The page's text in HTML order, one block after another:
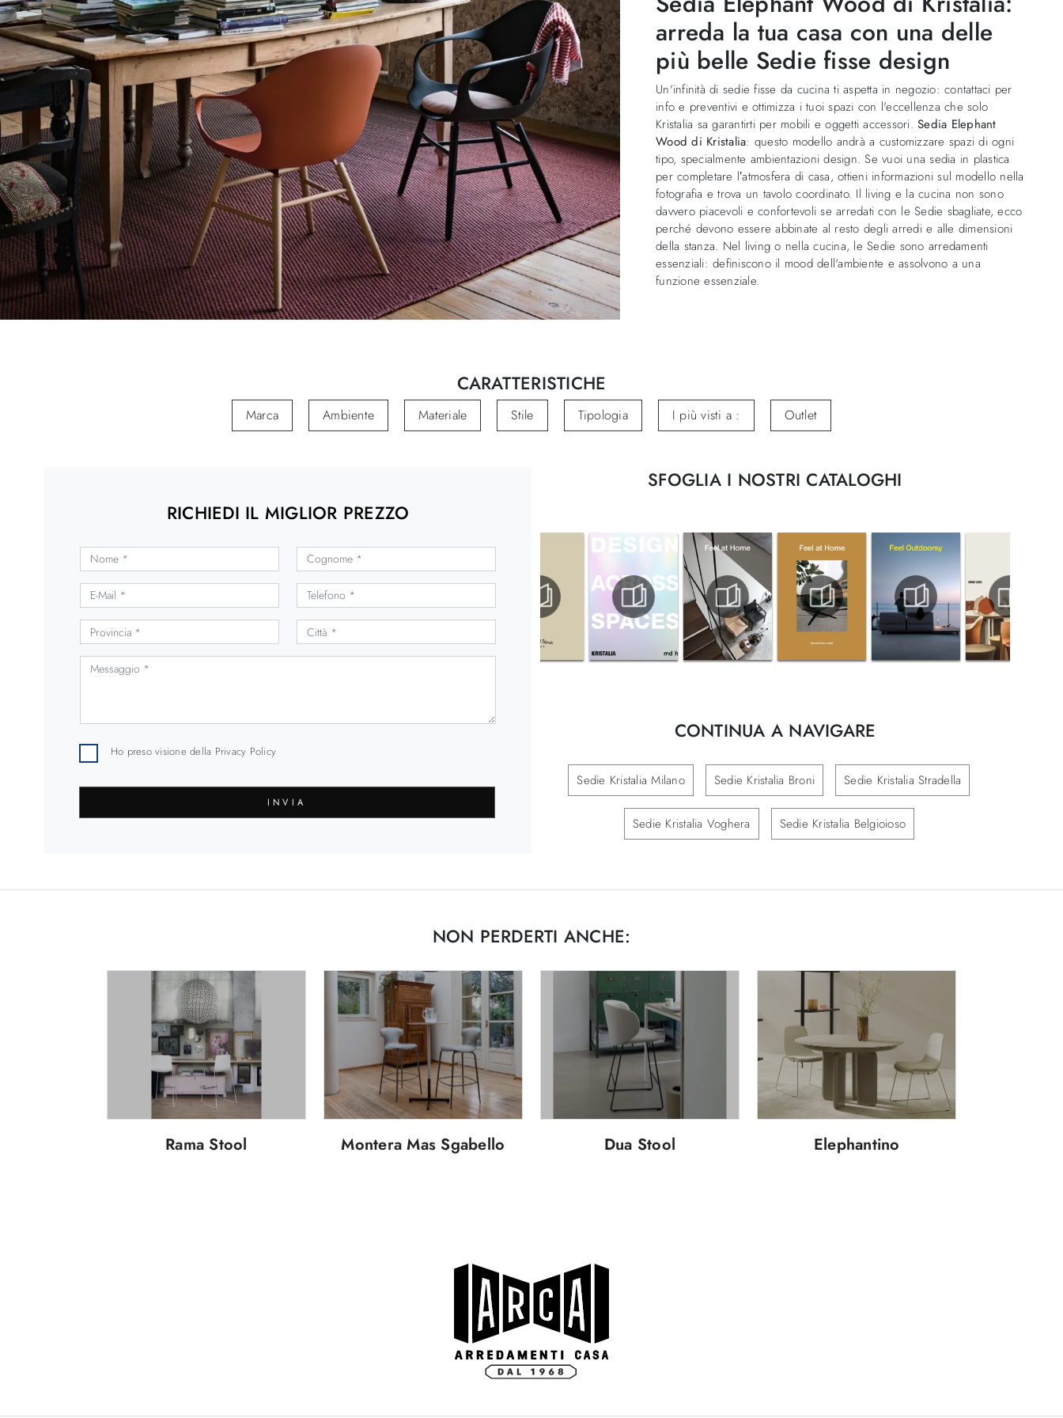
arreda la tua casa con una delle
più belle Sedie fisse design
Un'infinità di sedie fisse da cucina ti aspetta in negozio: contattaci per
info e preventivi e ottimizza i tuoi spazi con l'eccellenza che solo
Kristalia sa garantirti per mobili e oggetti accessori. Sedia Elephant
Wood di Kristalia: questo modello andrà a customizzare spazi di ogni
tipo, specialmente ambientazioni design. Se vuoi una sedia in plastica
per completare l’atmosfera di casa, ottieni informazioni sul modello nella
fotografia e trova un tavolo coordinato. Il living e la cucina non sono
davvero piacevoli e confortevoli se arredati con le Sedie sbagliate, ecco
perché devono essere abbinate al resto degli arredi e alle dimensioni
della stanza. Nel living o nella cucina, le Sedie sono arredamenti
essenziali: definiscono il mood dell'ambiente e assolvono a una
funzione essenziale.
CARATTERISTICHE
Marca Ambiente Materiale Stile Tipologia I più visti a : Outlet
RICHIEDI IL MIGLIOR PREZZO
Ho preso visione della Privacy Policy
INVIA
SFOGLIA I NOSTRI CATALOGHI
CONTINUA A NAVIGARE
Sedie Kristalia Milano Sedie Kristalia Broni Sedie Kristalia Stradella
Sedie Kristalia Voghera Sedie Kristalia Belgioioso
NON PERDERTI ANCHE:
Rama Stool Montera Mas Sgabello Dua Stool Elephantino